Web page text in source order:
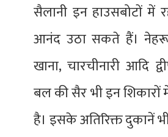
सैलानी इन हाउसबोटों
आनंद उठा सकते हैं। नेहरू
खाना, चारचीनारी आदि
बल की सैर भी इन
है। इसके अतिरिक्त दुकानें